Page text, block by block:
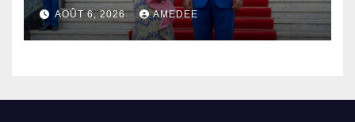
AOÛT 6, 2026 AMEDEE